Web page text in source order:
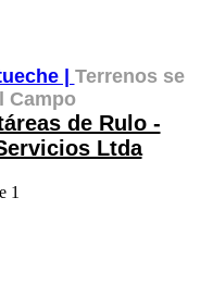
| Terrenos se
Campo
de Rulo -
Ltda
1